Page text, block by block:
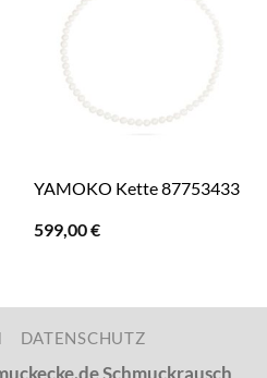
YAMOKO Kette 87753433
599,00€
DATENSCHUTZ
Schmuckrausch